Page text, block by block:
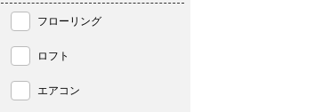
フローリング
ロフト
エアコン